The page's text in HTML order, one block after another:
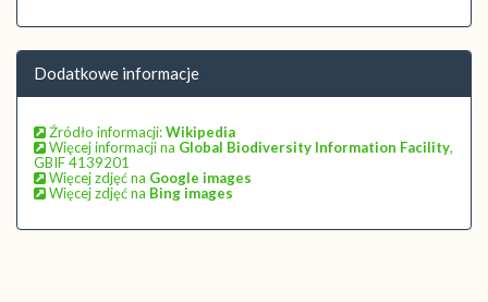
Dodatkowe informacje
Źródło informacji:Wikipedia
Więcej informacji na Global Biodiversity Information Facility,
GBIF 4139201
Więcej zdjęć na Google images
Więcej zdjęć na Bing images